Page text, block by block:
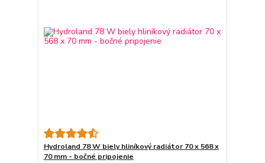
Hydroland 78 W biely hliníkový radiátor 70 x 568 x
70 mm - bočné pripojenie